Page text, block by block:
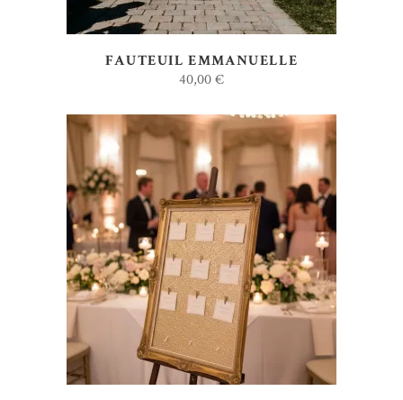
FAUTEUIL EMMANUELLE
40,00€
AJOUTER AU DEVIS